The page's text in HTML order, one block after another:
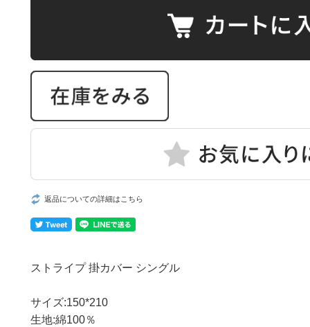
返品についての詳細はこちら
ストライプ 掛カバー シングル
サイズ:150*210
生地:綿100％